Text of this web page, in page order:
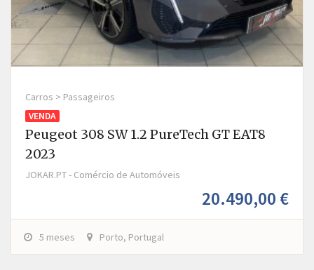
Carros > Passageiros
VENDA
Peugeot 308 SW 1.2 PureTech GT EAT8
2023
JOKAR.PT - Comércio de Automóveis
20.490,00 €
5 meses Porto, Portugal